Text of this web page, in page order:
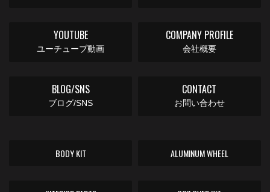
YOUTUBE
ユーチューブ動画
COMPANY PROFILE
会社概要
BLOG/SNS
ブログ/SNS
CONTACT
お問い合わせ
BODY KIT ALUMINUM WHEEL